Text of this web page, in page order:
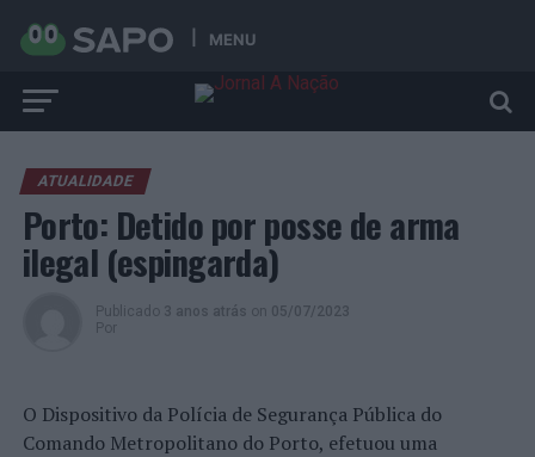
MENU
ATUALIDADE
Porto: Detido por posse de arma
ilegal (espingarda)
Publicado 3 anos atrás on 05/07/2023
Por
O Dispositivo da Polícia de Segurança Pública do
Comando Metropolitano do Porto, efetuou uma